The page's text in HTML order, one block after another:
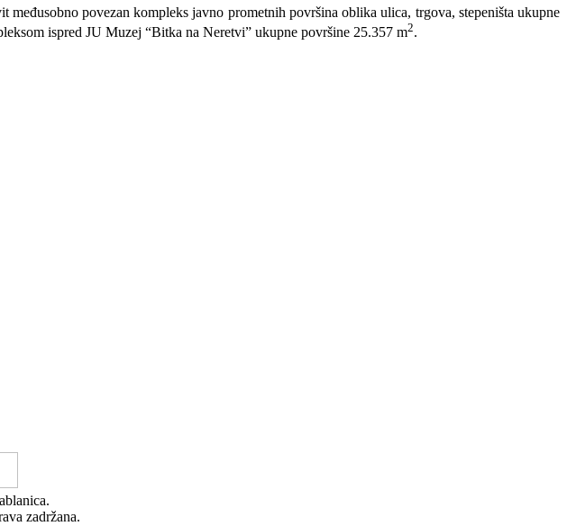
povezan kompleks javno prometnih površina oblika ulica, trgova, stepeništa ukupne
ispred JU Muzej “Bitka na Neretvi” ukupne površine 25.357 m2.
zadržana.